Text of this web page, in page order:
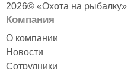
2026© «Охота на рыбалку»
Компания
О компании
Новости
Сотрудники